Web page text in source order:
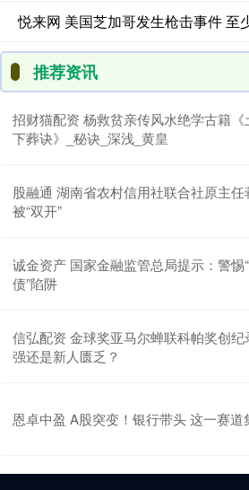
悦来网 美国芝加哥发生枪击事件 至
推荐资讯
招财猫配资 杨救贫亲传风水绝学古籍
下葬诀》_秘诀_深浅_黄皇
股融通 湖南省农村信用社联合社原主任
被“双开”
诚金资产 国家金融监管总局提示：警惕
债”陷阱
信弘配资 金球奖亚马尔蝉联科帕奖创纪
强还是新人匮乏？
恩卓中盈 A股突变！银行带头 这一赛道